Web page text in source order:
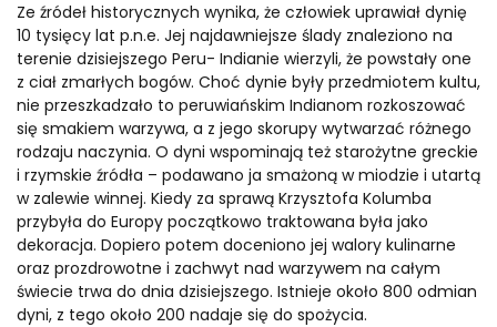
Ze źródeł historycznych wynika, że człowiek uprawiał dynię
10 tysięcy lat p.n.e. Jej najdawniejsze ślady znaleziono na
terenie dzisiejszego Peru- Indianie wierzyli, że powstały one
z ciał zmarłych bogów. Choć dynie były przedmiotem kultu,
nie przeszkadzało to peruwiańskim Indianom rozkoszować
się smakiem warzywa, a z jego skorupy wytwarzać różnego
rodzaju naczynia. O dyni wspominają też starożytne greckie
i rzymskie źródła – podawano ja smażoną w miodzie i utartą
w zalewie winnej. Kiedy za sprawą Krzysztofa Kolumba
przybyła do Europy początkowo traktowana była jako
dekoracja. Dopiero potem doceniono jej walory kulinarne
oraz prozdrowotne i zachwyt nad warzywem na całym
świecie trwa do dnia dzisiejszego. Istnieje około 800 odmian
dyni, z tego około 200 nadaje się do spożycia.